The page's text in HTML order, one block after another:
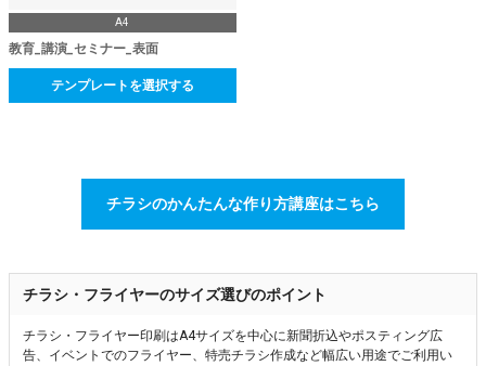
A4
教育_講演_セミナー_表面
テンプレートを選択する
チラシのかんたんな作り方講座はこちら
チラシ・フライヤーのサイズ選びのポイント
チラシ・フライヤー印刷はA4サイズを中心に新聞折込やポスティング広
告、イベントでのフライヤー、特売チラシ作成など幅広い用途でご利用い